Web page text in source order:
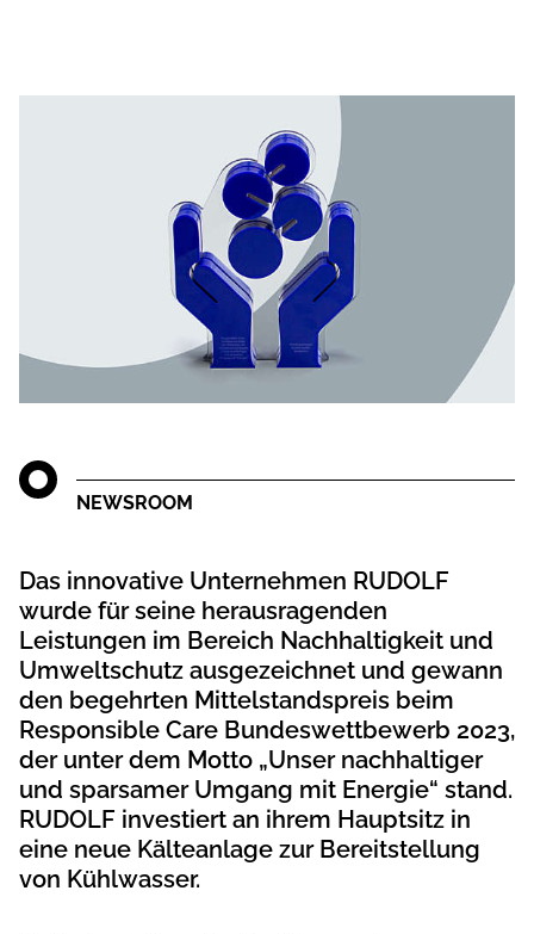
NEWSROOM
Das innovative Unternehmen RUDOLF
wurde für seine herausragenden
Leistungen im Bereich Nachhaltigkeit und
Umweltschutz ausgezeichnet und gewann
den begehrten Mittelstandspreis beim
Responsible Care Bundeswettbewerb 2023,
der unter dem Motto „Unser nachhaltiger
und sparsamer Umgang mit Energie“ stand.
RUDOLF investiert an ihrem Hauptsitz in
eine neue Kälteanlage zur Bereitstellung
von Kühlwasser.